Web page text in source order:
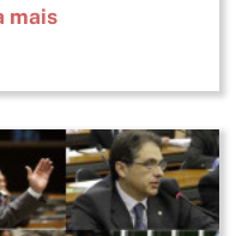
mais